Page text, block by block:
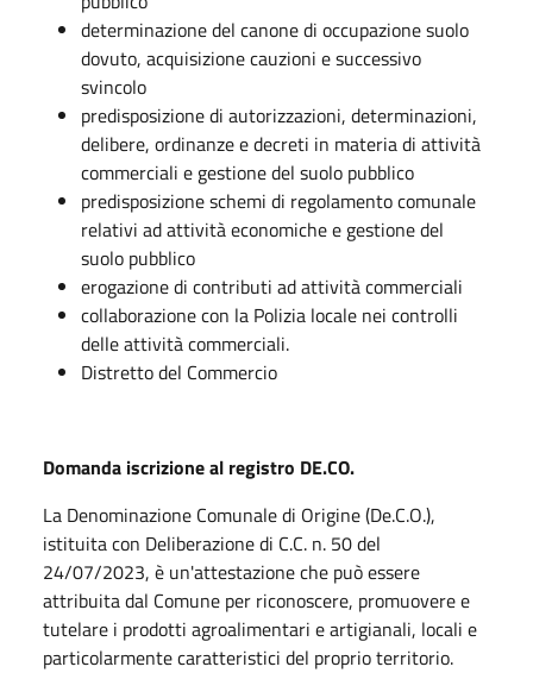
determinazione del canone di occupazione suolo
dovuto, acquisizione cauzioni e successivo
svincolo
predisposizione di autorizzazioni, determinazioni,
delibere, ordinanze e decreti in materia di attività
commerciali e gestione del suolo pubblico
predisposizione schemi di regolamento comunale
relativi ad attività economiche e gestione del
suolo pubblico
erogazione di contributi ad attività commerciali
collaborazione con la Polizia locale nei controlli
delle attività commerciali.
Distretto del Commercio
Domanda iscrizione al registro DE.CO.
La Denominazione Comunale di Origine (De.C.O.),
istituita con Deliberazione di C.C. n. 50 del
24/07/2023, è un'attestazione che può essere
attribuita dal Comune per riconoscere, promuovere e
tutelare i prodotti agroalimentari e artigianali, locali e
particolarmente caratteristici del proprio territorio.